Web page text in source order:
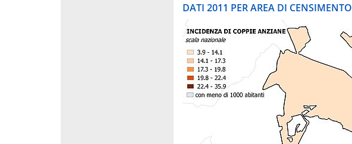
DATI 2011 PER AREA DI CENSIMENTO